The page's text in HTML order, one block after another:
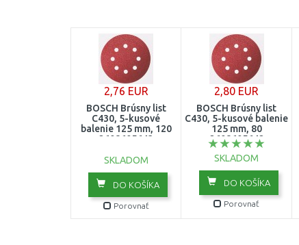
2,76 EUR
BOSCH Brúsny list
C430, 5-kusové
balenie 125 mm, 120
2608605643
SKLADOM
DO KOŠÍKA
Porovnať
2,80 EUR
BOSCH Brúsny list
C430, 5-kusové balenie
125 mm, 80
2608605642
SKLADOM
DO KOŠÍKA
Porovnať